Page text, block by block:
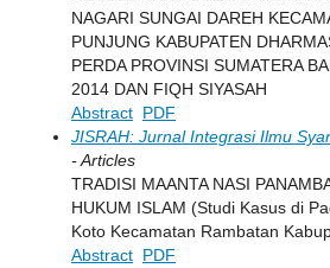
NAGARI SUNGAI DAREH
PUNJUNG KABUPATEN
PERDA PROVINSI SUMATERA
2014 DAN FIQH SIYASAH
Abstract PDF
JISRAH: Jurnal Integrasi Ilmu
- Articles
TRADISI MAANTA NASI
HUKUM ISLAM (Studi Kasus di
Koto Kecamatan Rambatan
Abstract PDF